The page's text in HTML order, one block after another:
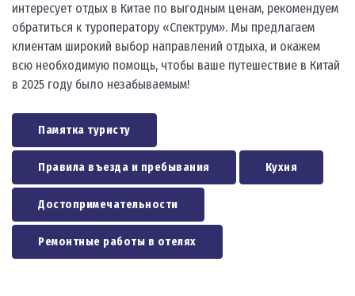
интересует отдых в Китае по выгодным ценам, рекомендуем
обратиться к туроператору «Спектрум». Мы предлагаем
клиентам широкий выбор направлений отдыха, и окажем
всю необходимую помощь, чтобы ваше путешествие в Китай
в 2025 году было незабываемым!
Памятка туристу
Правила въезда и пребывания Кухня
Достопримечательности
Ремонтные работы в отелях